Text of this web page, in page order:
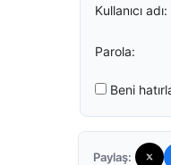
Kullanıcı adı:
Parola:
Beni
Paylaş: